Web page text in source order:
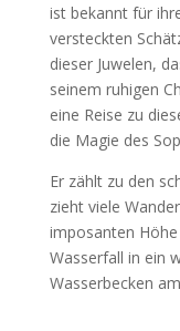
ist bekannt für
versteckten
dieser Juwelen,
seinem ruhigen
eine Reise zu
die Magie des
Er zählt zu den
zieht viele
imposanten
Wasserfall in ein
Wasserbecken